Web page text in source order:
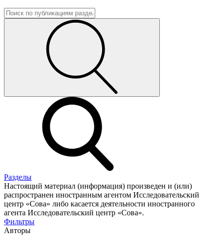
Разделы
Настоящий материал (информация) произведен и (или)
распространен иностранным агентом Исследовательский
центр «Сова» либо касается деятельности иностранного
агента Исследовательский центр «Сова».
Фильтры
Авторы